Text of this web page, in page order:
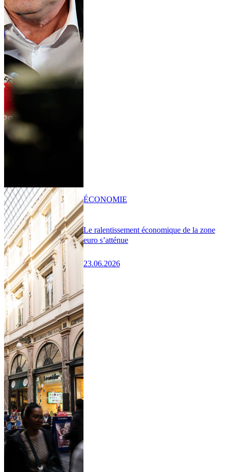
Le ralentissement économique de la zone
euro s’atténue
23.06.2026
ÉCONOMIE